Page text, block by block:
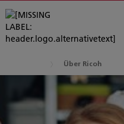
Über Ricoh